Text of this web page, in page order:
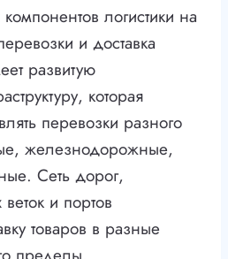
логистики на
и доставка
развитую
которая
перевозки разного
железнодорожные,
Сеть дорог,
и портов
товаров в разные